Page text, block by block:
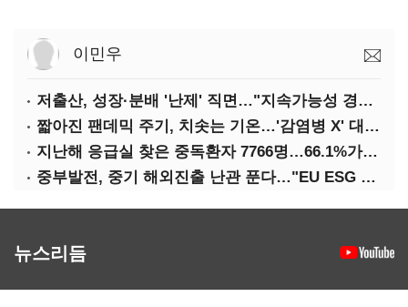
이민우
저출산, 성장·분배 '난제' 직면…"지속가능성 경고등"
짧아진 팬데믹 주기, 치솟는 기온…'감염병 X' 대비해야
지난해 응급실 찾은 중독환자 7766명…66.1%가 '의도적 중독'
중부발전, 중기 해외진출 난관 푼다…"EU ESG 실사 공동 대응"
뉴스리듬